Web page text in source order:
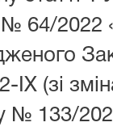
№ 64/2022
(зі
№ 133/